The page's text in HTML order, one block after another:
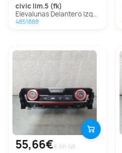
civic lim.5 (fk)
Elevalunas Delantero Izquierdo para Honda Civic Lim.5 (Fk)
4851888
55,66€€ sin IVA